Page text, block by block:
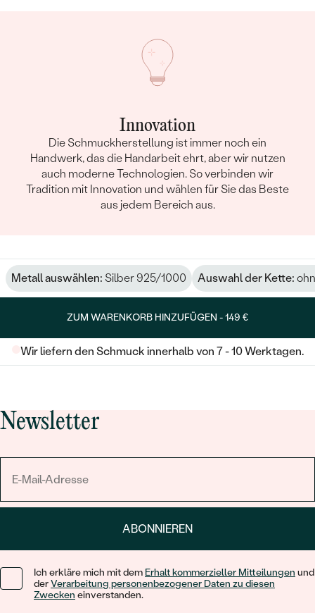
Innovation
Die Schmuckherstellung ist immer noch ein
Handwerk, das die Handarbeit ehrt, aber wir nutzen
auch moderne Technologien. So verbinden wir
Tradition mit Innovation und wählen für Sie das Beste
aus jedem Bereich aus.
Metall auswählen: Silber 925/1000 Auswahl der Kette:
ZUM WARENKORB HINZUFÜGEN -149 €
Wir liefern den Schmuck innerhalb von 7 - 10 Werktagen.
Newsletter
ABONNIEREN
Ich erkläre mich mit dem Erhalt kommerzieller Mitteilungen und
derVerarbeitung personenbezogener Daten zu diesen
Zwecken einverstanden.